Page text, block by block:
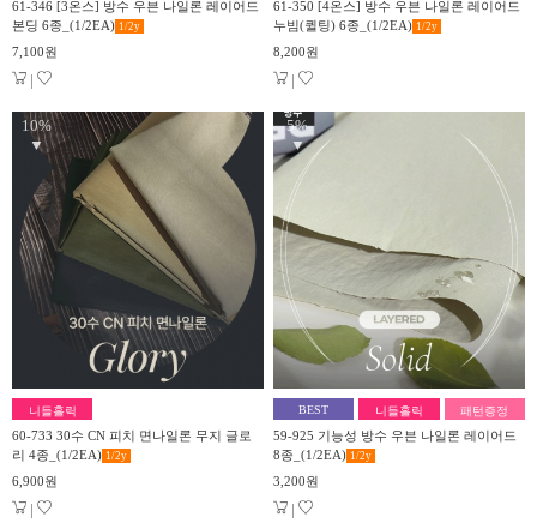
61-346 [3온스] 방수 우븐 나일론 레이어드
본딩 6종_(1/2EA) 1/2y
7,100원
|
61-350 [4온스] 방수 우븐 나일론 레이어드
누빔(퀼팅) 6종_(1/2EA) 1/2y
8,200원
|
10%
▼
니들홀릭
60-733 30수 CN 피치 면나일론 무지 글로
리 4종_(1/2EA) 1/2y
6,900원
|
5%
▼
BEST 니들홀릭 패턴증정
59-925 기능성 방수 우븐 나일론 레이어드
8종_(1/2EA) 1/2y
3,200원
|